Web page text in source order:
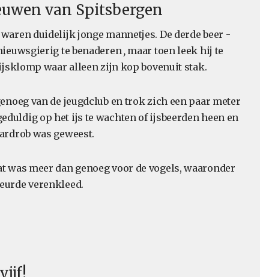
van Spitsbergen
duidelijk jonge mannetjes. De derde beer -
te benaderen, maar toen leek hij te
waar alleen zijn kop bovenuit stak.
van de jeugdclub en trok zich een paar meter
op het ijs te wachten of ijsbeerden heen en
was geweest.
was meer dan genoeg voor de vogels, waaronder
verenkleed.